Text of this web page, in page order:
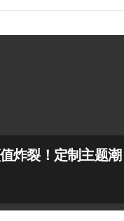
炸裂！定制主题潮